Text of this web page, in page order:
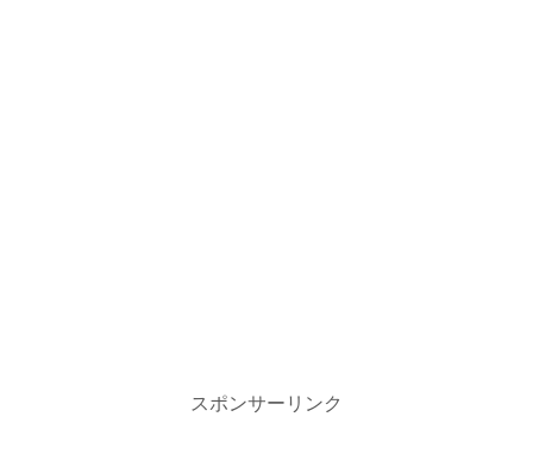
スポンサーリンク